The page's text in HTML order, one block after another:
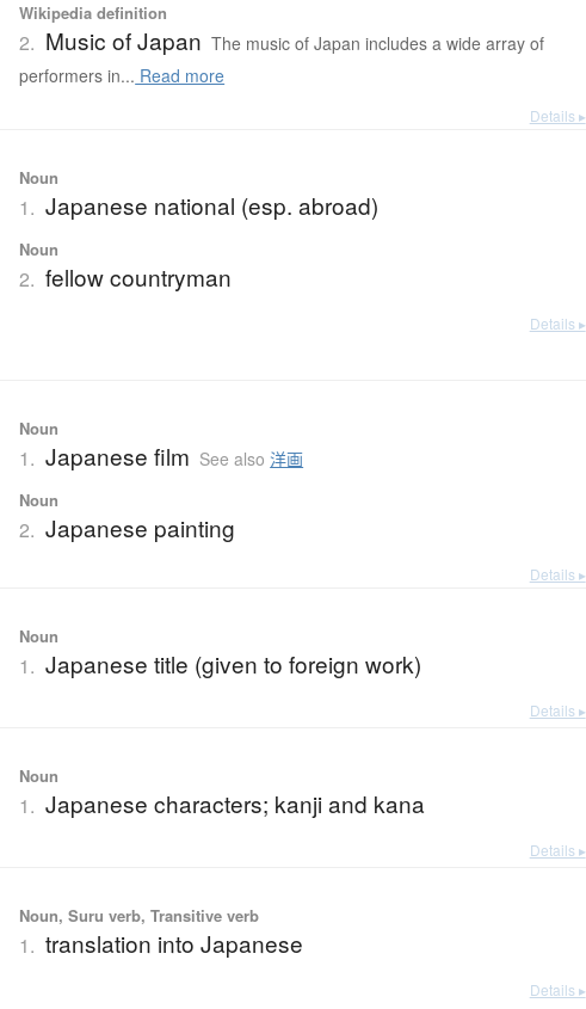
Wikipedia definition
2. Music of Japan The music of Japan includes a wide array of
performers in... Read more
Details ▸
Noun
1. Japanese national (esp. abroad)
Noun
2. fellow countryman
Details ▸
Noun
1. Japanese film See also 洋画
Noun
2. Japanese painting
Details ▸
Noun
1. Japanese title (given to foreign work)
Details ▸
Noun
1. Japanese characters; kanji and kana
Details ▸
Noun, Suru verb, Transitive verb
1. translation into Japanese
Details ▸